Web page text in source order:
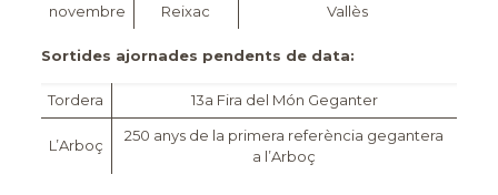
novembre
Reixac
Vallès
Sortides ajornades pendents de data:
Tordera 13a Fira del Món Geganter
L’Arboç
250 anys de la primera referència gegantera
a l’Arboç